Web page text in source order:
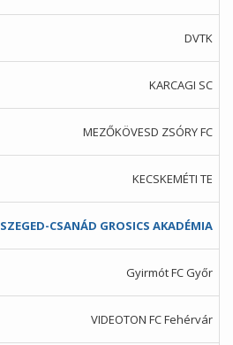
DVTK
KARCAGI SC
MEZŐKÖVESD ZSÓRY FC
KECSKEMÉTI TE
SZEGED-CSANÁD GROSICS AKADÉMIA
Gyirmót FC Győr
VIDEOTON FC Fehérvár